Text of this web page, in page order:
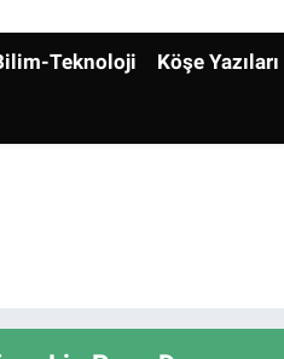
Teknoloji Köşe Yazıları